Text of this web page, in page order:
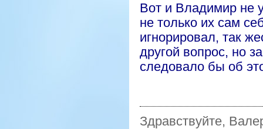
Вот и Владимир не
не только их сам
игнорировал, так
другой вопрос, но
следовало бы об
Здравствуйте,